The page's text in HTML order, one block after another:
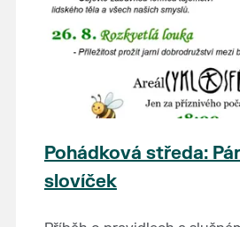
Pohádková středa:
slovíček